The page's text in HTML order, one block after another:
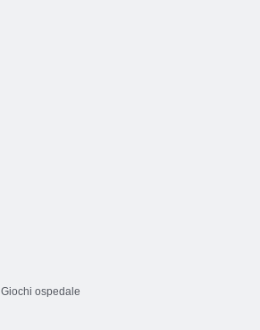
Giochi ospedale